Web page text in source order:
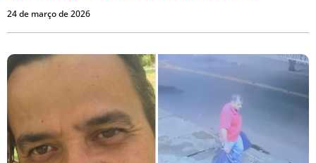
24 de março de 2026